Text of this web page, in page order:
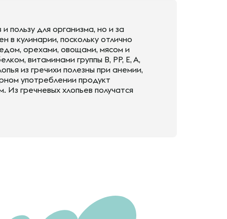
пользу для организма, но и за
в кулинарии, поскольку отлично
орехами, овощами, мясом и
витаминами группы B, PP, E, A,
из гречихи полезны при анемии,
употреблении продукт
гречневых хлопьев получатся